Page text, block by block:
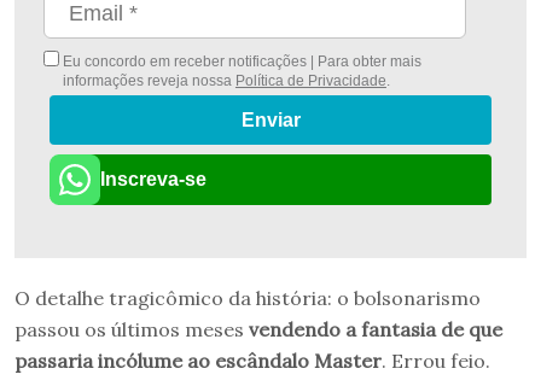
Eu concordo em receber notificações | Para obter mais
informações reveja nossa Política de Privacidade.
Enviar
Inscreva-se
O detalhe tragicômico da história: o bolsonarismo
passou os últimos meses vendendo a fantasia de que
passaria incólume ao escândalo Master. Errou feio.